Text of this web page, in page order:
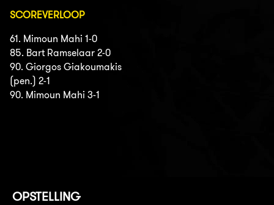
SCOREVERLOOP
61. Mimoun Mahi 1-0
85. Bart Ramselaar 2-0
90. Giorgos Giakoumakis
(pen.) 2-1
90. Mimoun Mahi 3-1
OPSTELLING